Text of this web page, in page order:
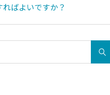
ばよいですか？